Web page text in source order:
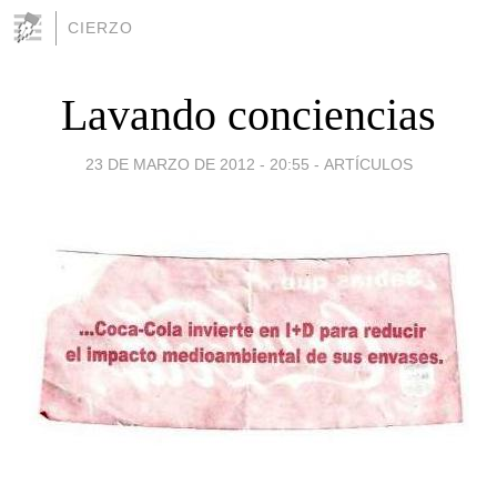
CIERZO
Lavando conciencias
23 DE MARZO DE 2012 - 20:55 - ARTÍCULOS